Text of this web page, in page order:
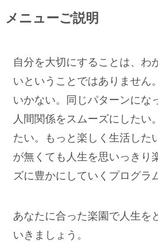
メニューご説明
自分を大切にすることは、わ
いということではありません
いかない。同じパターンにな
人間関係をスムーズにしたい
たい。もっと楽しく生活した
が無くても人生を思いっきり
ズに豊かにしていくプログラ
あなたに合った楽園で人生を
いきましょう。